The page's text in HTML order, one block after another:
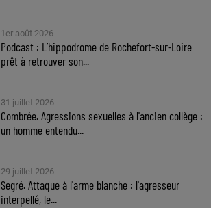
1er août 2026
Podcast : L’hippodrome de Rochefort-sur-Loire
prêt à retrouver son...
31 juillet 2026
Combrée. Agressions sexuelles à l'ancien collège :
un homme entendu...
29 juillet 2026
Segré. Attaque à l'arme blanche : l'agresseur
interpellé, le...